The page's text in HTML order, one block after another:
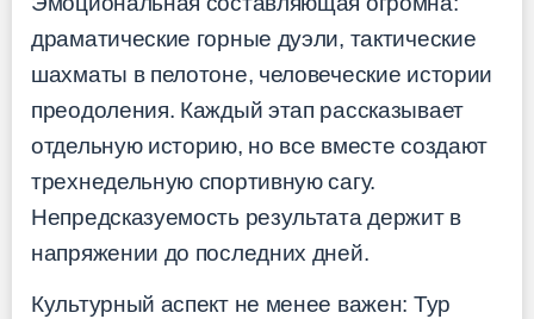
драматические горные дуэли, тактические
шахматы в пелотоне, человеческие истории
преодоления. Каждый этап рассказывает
отдельную историю, но все вместе создают
трехнедельную спортивную сагу.
Непредсказуемость результата держит в
напряжении до последних дней.
Культурный аспект не менее важен: Тур